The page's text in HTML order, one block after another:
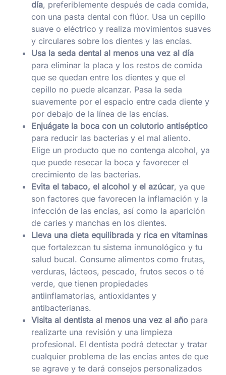
día, preferiblemente después de cada comida,
con una pasta dental con flúor. Usa un cepillo
suave o eléctrico y realiza movimientos suaves
y circulares sobre los dientes y las encías.
Usa la seda dental al menos una vez al día
para eliminar la placa y los restos de comida
que se quedan entre los dientes y que el
cepillo no puede alcanzar. Pasa la seda
suavemente por el espacio entre cada diente y
por debajo de la línea de las encías.
Enjuágate la boca con un colutorio antiséptico
para reducir las bacterias y el mal aliento.
Elige un producto que no contenga alcohol, ya
que puede resecar la boca y favorecer el
crecimiento de las bacterias.
Evita el tabaco, el alcohol y el azúcar, ya que
son factores que favorecen la inflamación y la
infección de las encías, así como la aparición
de caries y manchas en los dientes.
Lleva una dieta equilibrada y rica en vitaminas
que fortalezcan tu sistema inmunológico y tu
salud bucal. Consume alimentos como frutas,
verduras, lácteos, pescado, frutos secos o té
verde, que tienen propiedades
antiinflamatorias, antioxidantes y
antibacterianas.
Visita al dentista al menos una vez al año para
realizarte una revisión y una limpieza
profesional. El dentista podrá detectar y tratar
cualquier problema de las encías antes de que
se agrave y te dará consejos personalizados